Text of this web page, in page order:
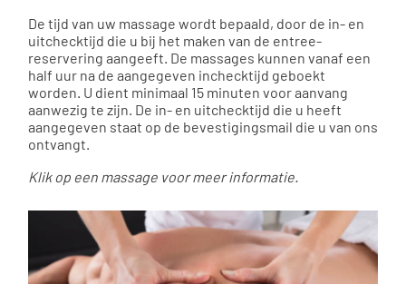
De tijd van uw massage wordt bepaald, door de in- en
uitchecktijd die u bij het maken van de entree-
reservering aangeeft. De massages kunnen vanaf een
half uur na de aangegeven inchecktijd geboekt
worden. U dient minimaal 15 minuten voor aanvang
aanwezig te zijn. De in- en uitchecktijd die u heeft
aangegeven staat op de bevestigingsmail die u van ons
ontvangt.
Klik op een massage voor meer informatie.